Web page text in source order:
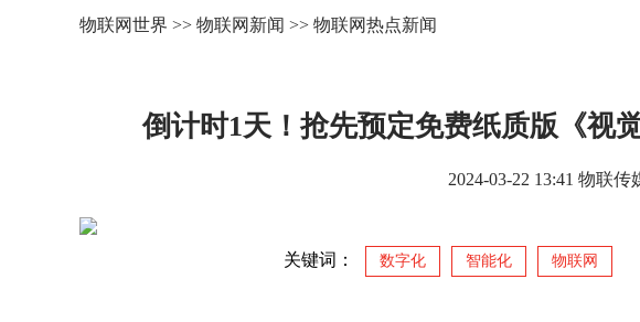
物联网世界 >> 物联网新闻 >> 物联网热点新闻
倒计时1天！抢先预定免费纸质版《视
2024-03-22 13:41 物联传
关键词： 数字化 智能化 物联网